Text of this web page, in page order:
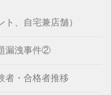
ト、自宅兼店舗）
漏洩事件②
者・合格者推移